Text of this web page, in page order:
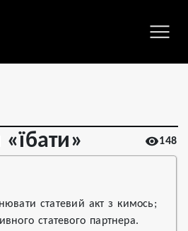
148
статевий акт з кимось;
статевого партнера.